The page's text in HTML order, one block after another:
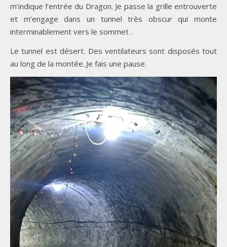
m’indique l’entrée du Dragon. Je passe la grille entrouverte
et m’engage dans un tunnel très obscur qui monte
interminablement vers le sommet .
Le tunnel est désert. Des ventilateurs sont disposés tout
au long de la montée..Je fais une pause.